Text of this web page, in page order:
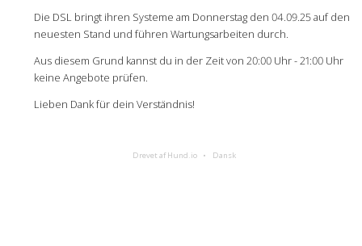
Die DSL bringt ihren Systeme am Donnerstag den 04.09.25 auf den
neuesten Stand und führen Wartungsarbeiten durch.
Aus diesem Grund kannst du in der Zeit von 20:00 Uhr - 21:00 Uhr
keine Angebote prüfen.
Lieben Dank für dein Verständnis!
Drevet af Hund.io Dansk